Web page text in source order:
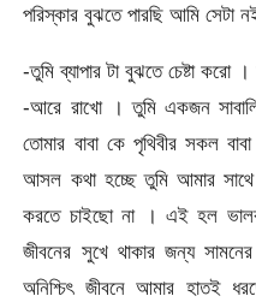
পরিস্কার বুঝতে পারছি আমি সেটা
-তুমি ব্যাপার টা বুঝতে চেষ্টা করো
-আরে রাখো । তুমি একজন
তোমার বাবা কে পৃথিবীর সকল
আসল কথা হচ্ছে তুমি আমার সাথে
করতে চাইছো না । এই হল
জীবনের সুখে থাকার জন্য
অনিশ্চিৎ জীবনে আমার হাতই